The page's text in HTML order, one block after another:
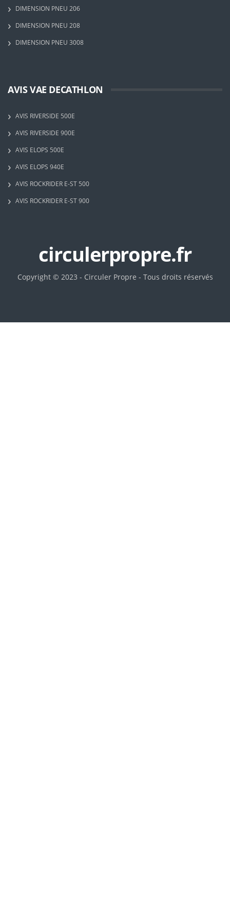
DIMENSION PNEU 206
DIMENSION PNEU 208
DIMENSION PNEU 3008
AVIS VAE DECATHLON
AVIS RIVERSIDE 500E
AVIS RIVERSIDE 900E
AVIS ELOPS 500E
AVIS ELOPS 940E
AVIS ROCKRIDER E-ST 500
AVIS ROCKRIDER E-ST 900
circulerpropre.fr
Copyright © 2023 - Circuler Propre - Tous droits réservés